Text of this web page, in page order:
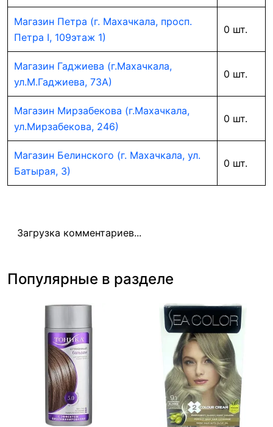
Магазин Петра (г. Махачкала, просп.
Петра I, 109этаж 1)
0 шт.
Магазин Гаджиева (г.Махачкала,
ул.М.Гаджиева, 73А)
0 шт.
Магазин Мирзабекова (г.Махачкала,
ул.Мирзабекова, 246)
0 шт.
Магазин Белинского (г. Махачкала, ул.
Батырая, 3)
0 шт.
Загрузка комментариев...
Популярные в разделе